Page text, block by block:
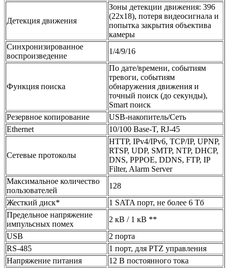
Детекция движения
Зоны детекции движения: 396
(22x18), потеря видеосигнала и
попытка закрытия объектива
камеры
Синхронизированное
воспроизведение
1/4/9/16
Функция поиска
По дате/времени, событиям
тревоги, событиям
обнаружения движения и
точный поиск (до секунды),
Smart поиск
Резервное копирование
USB-накопитель/Сеть
Ethernet
10/100 Base-T, RJ-45
Сетевые протоколы
HTTP, IPv4/IPv6, TCP/IP, UPNP,
RTSP, UDP, SMTP, NTP, DHCP,
DNS, PPPOE, DDNS, FTP, IP
Filter, Alarm Server
Максимальное количество
пользователей
128
Жесткий диск*
1 SATA порт, не более 6 Tб
Предельное напряжение
импульсных помех
2 кВ / 1 кВ **
USB
2 порта
RS-485
1 порт, для PTZ управления
Напряжение питания
12 В постоянного тока